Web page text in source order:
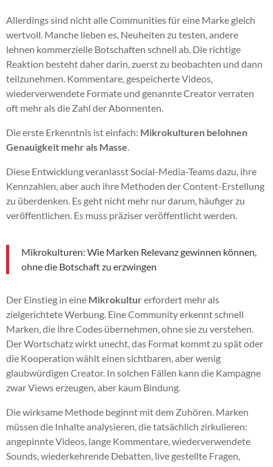
Allerdings sind nicht alle Communities für eine Marke gleich
wertvoll. Manche lieben es, Neuheiten zu testen, andere
lehnen kommerzielle Botschaften schnell ab. Die richtige
Reaktion besteht daher darin, zuerst zu beobachten und dann
teilzunehmen. Kommentare, gespeicherte Videos,
wiederverwendete Formate und genannte Creator verraten
oft mehr als die Zahl der Abonnenten.
Die erste Erkenntnis ist einfach: Mikrokulturen belohnen
Genauigkeit mehr als Masse
Diese Entwicklung veranlasst Social-Media-Teams dazu, ihre
Kennzahlen, aber auch ihre Methoden der Content-Erstellung
zu überdenken. Es geht nicht mehr nur darum, häufiger zu
veröffentlichen. Es muss präziser veröffentlicht werden.
Mikrokulturen: Wie Marken Relevanz gewinnen können,
ohne die Botschaft zu erzwingen
Der Einstieg in eine Mikrokulturerfordert mehr als
zielgerichtete Werbung. Eine Community erkennt schnell
Marken, die ihre Codes übernehmen, ohne sie zu verstehen.
Der Wortschatz wirkt unecht, das Format kommt zu spät oder
die Kooperation wählt einen sichtbaren, aber wenig
glaubwürdigen Creator. In solchen Fällen kann die Kampagne
zwar Views erzeugen, aber kaum Bindung.
Die wirksame Methode beginnt mit dem Zuhören. Marken
müssen die Inhalte analysieren, die tatsächlich zirkulieren:
angepinnte Videos, lange Kommentare, wiederverwendete
Sounds, wiederkehrende Debatten, live gestellte Fragen,